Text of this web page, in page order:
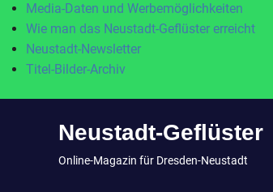
Media-Daten und Werbemöglichkeiten
Wie man das Neustadt-Geflüster erreicht
Neustadt-Newsletter
Titel-Bilder-Archiv
Neustadt-Geflüster
Online-Magazin für Dresden-Neustadt